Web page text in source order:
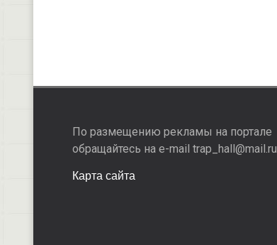
По размещению рекламы на портале
обращайтесь на e-mail trap_hall@mail.ru
Карта сайта